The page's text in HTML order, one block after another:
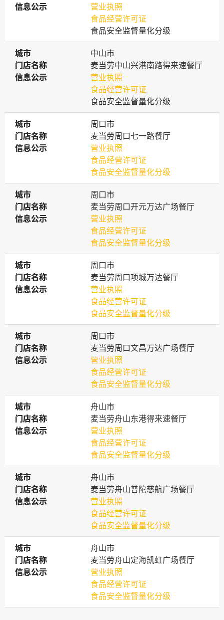
信息公示
信息公示
营业执照
食品经营许可证
食品安全监督量化分级
城市
城市
中山市
门店名称
门店名称
麦当劳中山兴港南路得来速餐厅
信息公示
信息公示
营业执照
食品经营许可证
食品安全监督量化分级
城市
城市
周口市
门店名称
门店名称
麦当劳周口七一路餐厅
信息公示
信息公示
营业执照
食品经营许可证
食品安全监督量化分级
城市
城市
周口市
门店名称
门店名称
麦当劳周口开元万达广场餐厅
信息公示
信息公示
营业执照
食品经营许可证
食品安全监督量化分级
城市
城市
周口市
门店名称
门店名称
麦当劳周口项城万达餐厅
信息公示
信息公示
营业执照
食品经营许可证
食品安全监督量化分级
城市
城市
周口市
门店名称
门店名称
麦当劳周口文昌万达广场餐厅
信息公示
信息公示
营业执照
食品经营许可证
食品安全监督量化分级
城市
城市
舟山市
门店名称
门店名称
麦当劳舟山东港得来速餐厅
信息公示
信息公示
营业执照
食品经营许可证
食品安全监督量化分级
城市
城市
舟山市
门店名称
门店名称
麦当劳舟山普陀慈航广场餐厅
信息公示
信息公示
营业执照
食品经营许可证
食品安全监督量化分级
城市
城市
舟山市
门店名称
门店名称
麦当劳舟山定海凯虹广场餐厅
信息公示
信息公示
营业执照
食品经营许可证
食品安全监督量化分级